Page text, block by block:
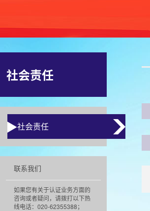
社会责任
社会责任
联系我们
如果您有关于认证业务方面的
咨询或者疑问，请拨打以下热
线电话：020-62355388；